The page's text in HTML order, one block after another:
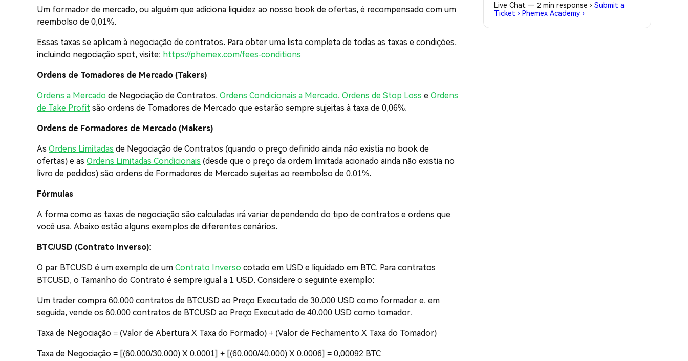
Um formador de mercado, ou alguém que adiciona liquidez ao nosso book de ofertas, é recompensado com um
reembolso de 0,01%.
Essas taxas se aplicam à negociação de contratos. Para obter uma lista completa de todas as taxas e condições,
incluindo negociação spot, visite: https://phemex.com/fees-conditions
Ordens de Tomadores de Mercado (Takers)
Ordens a Mercado de Negociação de Contratos, Ordens Condicionais a Mercado, Ordens de Stop Loss e Ordens
de Take Profit são ordens de Tomadores de Mercado que estarão sempre sujeitas à taxa de 0,06%.
Ordens de Formadores de Mercado (Makers)
As Ordens Limitadas de Negociação de Contratos (quando o preço definido ainda não existia no book de
ofertas) e as Ordens Limitadas Condicionais (desde que o preço da ordem limitada acionado ainda não existia no
livro de pedidos) são ordens de Formadores de Mercado sujeitas ao reembolso de 0,01%.
Fórmulas
A forma como as taxas de negociação são calculadas irá variar dependendo do tipo de contratos e ordens que
você usa. Abaixo estão alguns exemplos de diferentes cenários.
BTC/USD (Contrato Inverso):
O par BTCUSD é um exemplo de um Contrato Inverso cotado em USD e liquidado em BTC. Para contratos
BTCUSD, o Tamanho do Contrato é sempre igual a 1 USD. Considere o seguinte exemplo:
Um trader compra 60.000 contratos de BTCUSD ao Preço Executado de 30.000 USD como formador e, em
seguida, vende os 60.000 contratos de BTCUSD ao Preço Executado de 40.000 USD como tomador.
Taxa de Negociação = (Valor de Abertura X Taxa do Formado) + (Valor de Fechamento X Taxa do Tomador)
Taxa de Negociação = [(60.000/30.000) X 0,0001] + [(60.000/40.000) X 0,0006] = 0,00092 BTC
Live Chat — 2 min response › Submit a
Ticket › Phemex Academy ›